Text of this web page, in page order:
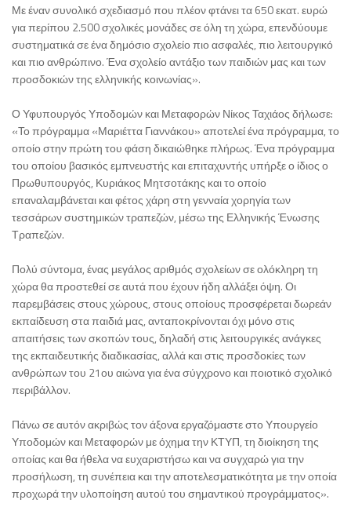
Με έναν συνολικό σχεδιασμό που πλέον φτάνει τα 650 εκατ. ευρώ
για περίπου 2.500 σχολικές μονάδες σε όλη τη χώρα, επενδύουμε
συστηματικά σε ένα δημόσιο σχολείο πιο ασφαλές, πιο λειτουργικό
και πιο ανθρώπινο. Ένα σχολείο αντάξιο των παιδιών μας και των
προσδοκιών της ελληνικής κοινωνίας».
Ο Υφυπουργός Υποδομών και Μεταφορών Νίκος Ταχιάος δήλωσε:
«Το πρόγραμμα «Μαριέττα Γιαννάκου» αποτελεί ένα πρόγραμμα, το
οποίο στην πρώτη του φάση δικαιώθηκε πλήρως. Ένα πρόγραμμα
του οποίου βασικός εμπνευστής και επιταχυντής υπήρξε ο ίδιος ο
Πρωθυπουργός, Κυριάκος Μητσοτάκης και το οποίο
επαναλαμβάνεται και φέτος χάρη στη γενναία χορηγία των
τεσσάρων συστημικών τραπεζών, μέσω της Ελληνικής Ένωσης
Τραπεζών.
Πολύ σύντομα, ένας μεγάλος αριθμός σχολείων σε ολόκληρη τη
χώρα θα προστεθεί σε αυτά που έχουν ήδη αλλάξει όψη. Οι
παρεμβάσεις στους χώρους, στους οποίους προσφέρεται δωρεάν
εκπαίδευση στα παιδιά μας, ανταποκρίνονται όχι μόνο στις
απαιτήσεις των σκοπών τους, δηλαδή στις λειτουργικές ανάγκες
της εκπαιδευτικής διαδικασίας, αλλά και στις προσδοκίες των
ανθρώπων του 21ου αιώνα για ένα σύγχρονο και ποιοτικό σχολικό
περιβάλλον.
Πάνω σε αυτόν ακριβώς τον άξονα εργαζόμαστε στο Υπουργείο
Υποδομών και Μεταφορών με όχημα την ΚΤΥΠ, τη διοίκηση της
οποίας και θα ήθελα να ευχαριστήσω και να συγχαρώ για την
προσήλωση, τη συνέπεια και την αποτελεσματικότητα με την οποία
προχωρά την υλοποίηση αυτού του σημαντικού προγράμματος».